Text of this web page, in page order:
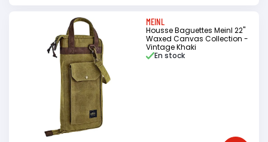
MEINL
Housse Baguettes Meinl 22"
Waxed Canvas Collection -
Vintage Khaki
En stock